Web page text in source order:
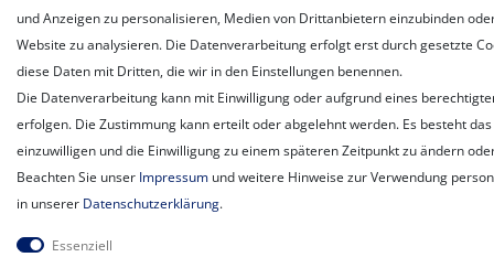
und Anzeigen zu personalisieren, Medien von Drittanbietern einzubinden
Website zu analysieren. Die Datenverarbeitung erfolgt erst durch gesetzte
diese Daten mit Dritten, die wir in den Einstellungen benennen.
Die Datenverarbeitung kann mit Einwilligung oder aufgrund eines
erfolgen. Die Zustimmung kann erteilt oder abgelehnt werden. Es besteht das
einzuwilligen und die Einwilligung zu einem späteren Zeitpunkt zu ändern
Beachten Sie unser Impressum und weitere Hinweise zur Verwendung
in unserer Daten­schutz­erklärung.
Essenziell